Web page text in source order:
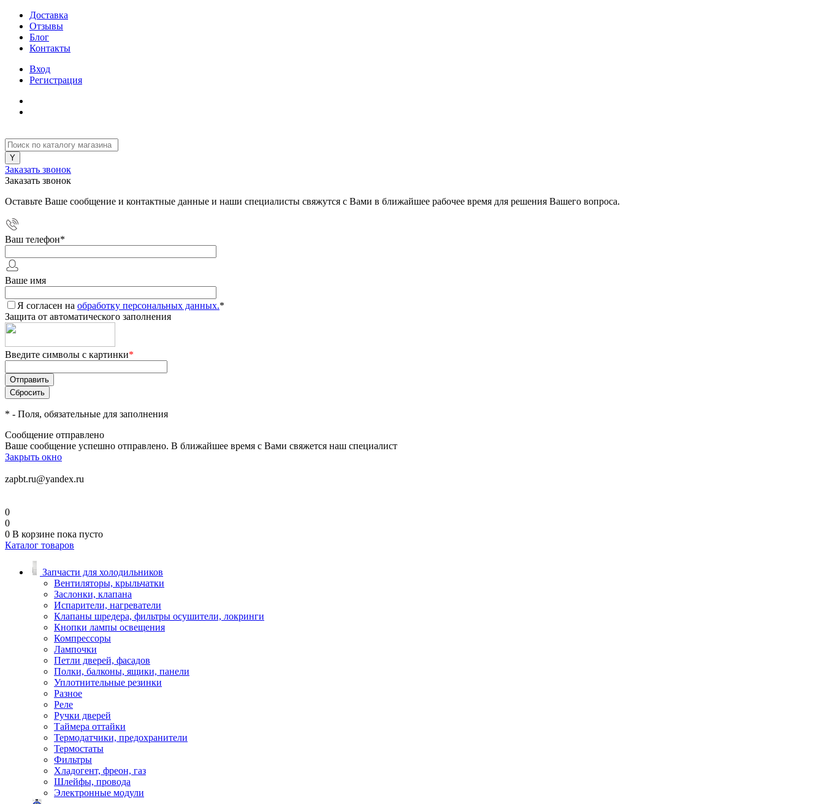
Доставка
Отзывы
Блог
Контакты
Вход
Регистрация
Заказать звонок
Заказать звонок
Оставьте Ваше сообщение и контактные данные и наши специалисты свяжутся с Вами в ближайшее рабочее время для решения Вашего вопроса.
Ваш телефон*
Ваше имя
Я согласен на обработку персональных данных.*
Защита от автоматического заполнения
Введите символы с картинки*
* - Поля, обязательные для заполнения
Сообщение отправлено
Ваше сообщение успешно отправлено. В ближайшее время с Вами свяжется наш специалист
Закрыть окно
zapbt.ru@yandex.ru
0
0
0 В корзине пока пусто
Каталог товаров
Запчасти для холодильников
Вентиляторы, крыльчатки
Заслонки, клапана
Испарители, нагреватели
Клапаны шредера, фильтры осушители, локринги
Кнопки лампы освещения
Компрессоры
Лампочки
Петли дверей, фасадов
Полки, балконы, ящики, панели
Уплотнительные резинки
Разное
Реле
Ручки дверей
Таймера оттайки
Термодатчики, предохранители
Термостаты
Фильтры
Хладогент, фреон, газ
Шлейфы, провода
Электронные модули